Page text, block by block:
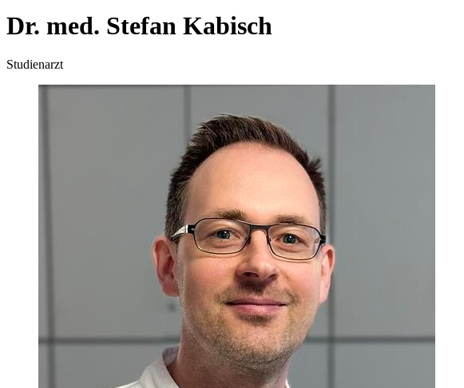
Dr. med. Stefan Kabisch
Studienarzt